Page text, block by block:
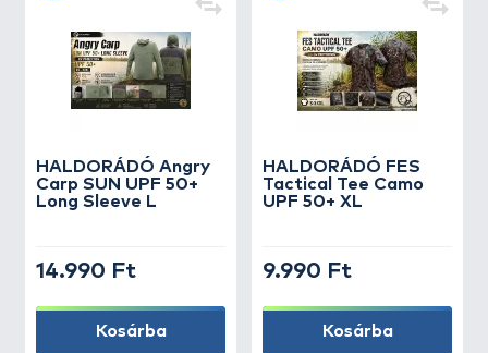
HALDORÁDÓ Angry
Carp SUN UPF 50+
Long Sleeve L
14.990 Ft
Kosárba
HALDORÁDÓ FES
Tactical Tee Camo
UPF 50+ XL
9.990 Ft
Kosárba